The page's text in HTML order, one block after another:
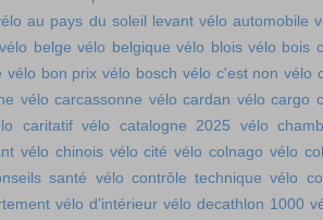
au pays du soleil levant vélo automobile
vélo belge vélo belgique vélo blois vélo bois
vélo bon prix vélo bosch vélo c'est non vélo
vélo carcassonne vélo cardan vélo cargo
caritatif vélo catalogne 2025
vélo
vélo chinois vélo cité vélo colnago vélo
santé vélo contrôle technique vélo
vélo d'intérieur vélo decathlon 1000